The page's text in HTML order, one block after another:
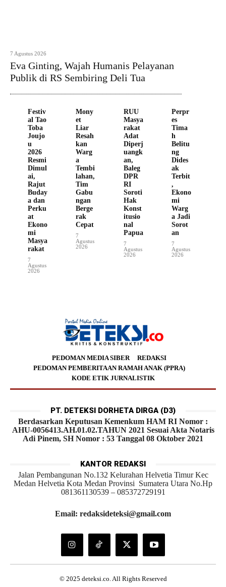
7 Agustus 2026
Eva Ginting, Wajah Humanis Pelayanan
Publik di RS Sembiring Deli Tua
Festiv
al Tao
Toba
Joujo
u
2026
Resmi
Dimul
ai,
Rajut
Buday
a dan
Perku
at
Ekono
mi
Masya
rakat
7
Agustus
2026
Mony
et
Liar
Resah
kan
Warg
a
Tembi
lahan,
Tim
Gabu
ngan
Berge
rak
Cepat
7
Agustus
2026
RUU
Masya
rakat
Adat
Diperj
uangk
an,
Baleg
DPR
RI
Soroti
Hak
Konst
itusio
nal
Papua
7
Agustus
2026
Perpr
es
Tima
h
Belitu
ng
Dides
ak
Terbit
,
Ekono
mi
Warg
a Jadi
Sorot
an
7
Agustus
2026
PEDOMAN MEDIA SIBER
REDAKSI
PEDOMAN PEMBERITAAN RAMAH ANAK (PPRA)
KODE ETIK JURNALISTIK
PT. DETEKSI DORHETA DIRGA (D3)
Berdasarkan Keputusan Kemenkum HAM RI Nomor :
AHU-0056413.AH.01.02.TAHUN 2021 Sesuai Akta Notaris
Adi Pinem, SH Nomor : 53 Tanggal 08 Oktober 2021
KANTOR REDAKSI
Jalan Pembangunan No.132 Kelurahan Helvetia Timur Kec
Medan Helvetia Kota Medan Provinsi Sumatera Utara No.Hp
081361130539 – 085372729191
Email: redaksideteksi@gmail.com
© 2025 deteksi.co. All Rights Reserved